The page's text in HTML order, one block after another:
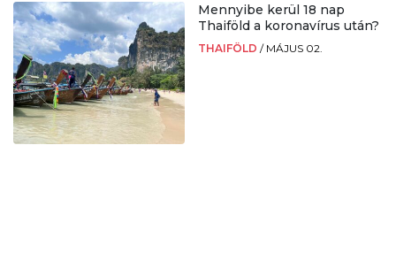
Mennyibe kerül 18 nap
Thaiföld a koronavírus után?
THAIFÖLD / MÁJUS 02.